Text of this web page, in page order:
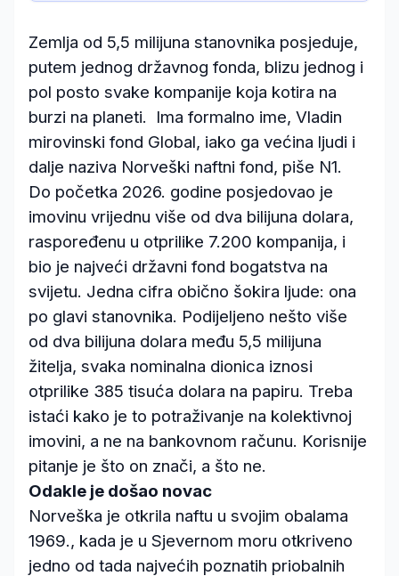
Zemlja od 5,5 milijuna stanovnika posjeduje,
putem jednog državnog fonda, blizu jednog i
pol posto svake kompanije koja kotira na
burzi na planeti. Ima formalno ime, Vladin
mirovinski fond Global, iako ga većina ljudi i
dalje naziva Norveški naftni fond, piše N1.
Do početka 2026. godine posjedovao je
imovinu vrijednu više od dva bilijuna dolara,
raspoređenu u otprilike 7.200 kompanija, i
bio je najveći državni fond bogatstva na
svijetu. Jedna cifra obično šokira ljude: ona
po glavi stanovnika. Podijeljeno nešto više
od dva bilijuna dolara među 5,5 milijuna
žitelja, svaka nominalna dionica iznosi
otprilike 385 tisuća dolara na papiru. Treba
istaći kako je to potraživanje na kolektivnoj
imovini, a ne na bankovnom računu. Korisnije
pitanje je što on znači, a što ne.
Odakle je došao novac
Norveška je otkrila naftu u svojim obalama
1969., kada je u Sjevernom moru otkriveno
jedno od tada najvećih poznatih priobalnih